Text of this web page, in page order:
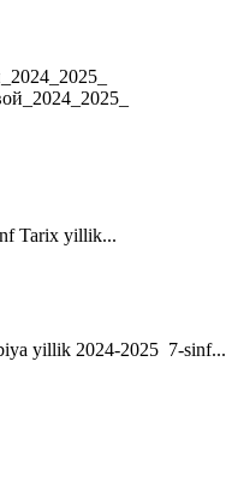
Tarix yillik...
yillik 2024-2025 7-sinf...